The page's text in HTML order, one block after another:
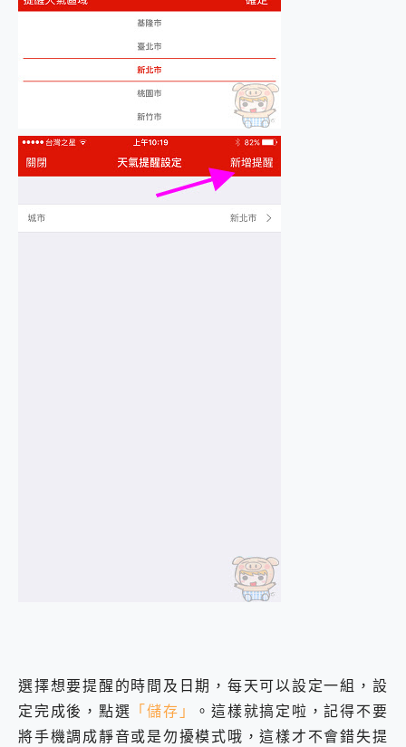
選擇想要提醒的時間及日期，每天可以設定一組，設
定完成後，點選 「儲存」
。這樣就搞定啦，記得不要
將手機調成靜音或是勿擾模式哦，這樣才不會錯失提